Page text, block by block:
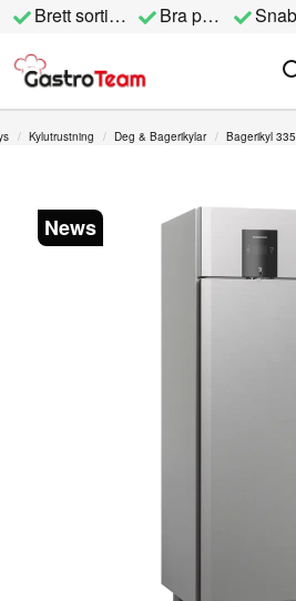
Brett sortiment Bra priser
Kylutrustning Deg & Bagerikylar Bagerikyl
News